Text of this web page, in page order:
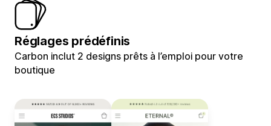
Réglages prédéfinis
Carbon inclut 2 designs prêts à l’emploi pour votre
boutique